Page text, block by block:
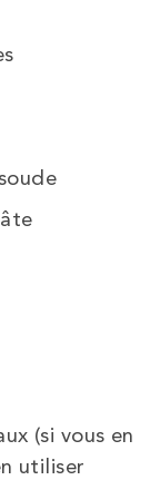
(si vous en
utiliser